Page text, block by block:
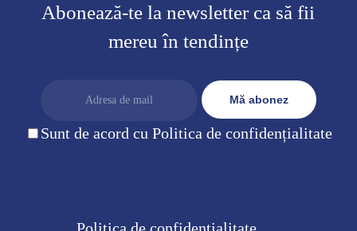
Abonează-te la newsletter ca să fii
mereu în tendințe
Sunt de acord cu Politica de confidențialitate